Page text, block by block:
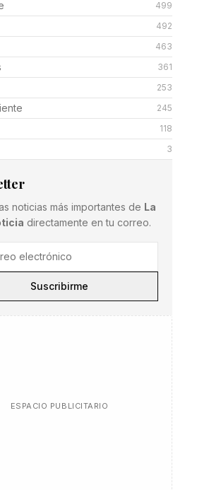
499
492
463
361
253
245
118
3
noticias más importantes de La
directamente en tu correo.
Suscribirme
ESPACIO PUBLICITARIO